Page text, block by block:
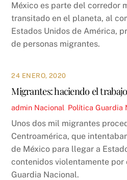
México es parte del corredor
transitado en el planeta, al
Estados Unidos de América,
de personas migrantes.
24 ENERO, 2020
Migrantes: haciendo el
admin Nacional Política Guardia
Unos dos mil migrantes
Centroamérica, que
de México para llegar a
contenidos violentamente por
Guardia Nacional.